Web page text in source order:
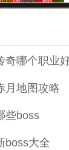
奇哪个职业
月地图攻略
些boss
boss大全